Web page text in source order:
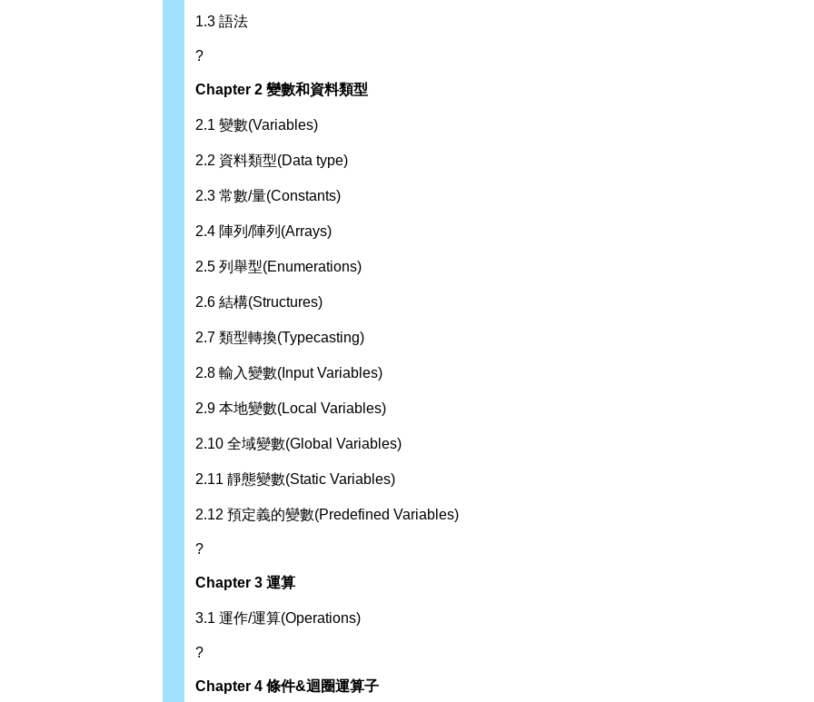
1.3 語法
?
Chapter 2 變數和資料類型
2.1 變數(Variables)
2.2 資料類型(Data type)
2.3 常數/量(Constants)
2.4 陣列/陣列(Arrays)
2.5 列舉型(Enumerations)
2.6 結構(Structures)
2.7 類型轉換(Typecasting)
2.8 輸入變數(Input Variables)
2.9 本地變數(Local Variables)
2.10 全域變數(Global Variables)
2.11 靜態變數(Static Variables)
2.12 預定義的變數(Predefined Variables)
?
Chapter 3 運算
3.1 運作/運算(Operations)
?
Chapter 4 條件&迴圈運算子